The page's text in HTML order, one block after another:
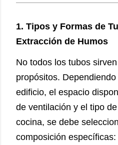
1. Tipos y Formas de
Extracción de Humos
No todos los tubos
propósitos.
edificio, el espacio
de ventilación y el tipo
cocina, se debe
composición específicas: